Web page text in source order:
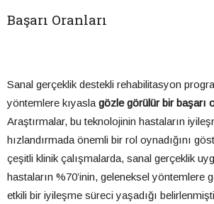
Başarı Oranları
Sanal gerçeklik destekli rehabilitasyon
yöntemlere kıyaslagözle görülür bir başarı
Araştırmalar, bu teknolojinin hastaların
hızlandırmada önemli bir rol oynadığını
çeşitli klinik çalışmalarda, sanal gerçeklik
hastaların %70’inin, geleneksel yöntemlere
etkili bir iyileşme süreci yaşadığı